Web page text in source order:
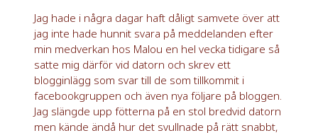
Jag hade i några dagar haft dåligt samvete över att
jag inte hade hunnit svara på meddelanden efter
min medverkan hos Malou en hel vecka tidigare så
satte mig därför vid datorn och skrev ett
blogginlägg som svar till de som tillkommit i
facebookgruppen och även nya följare på bloggen.
Jag slängde upp fötterna på en stol bredvid datorn
men kände ändå hur det svullnade på rätt snabbt,